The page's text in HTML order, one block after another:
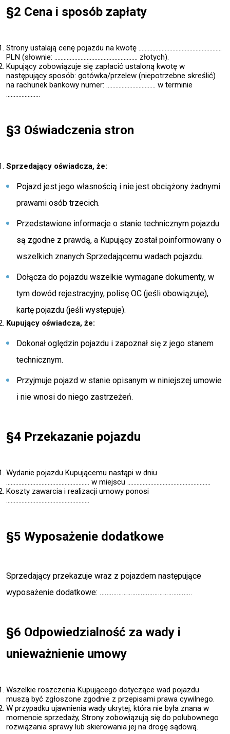
§2 Cena i sposób zapłaty
Strony ustalają cenę pojazdu na kwotę ………………………………………………
PLN (słownie: ……………………………………………… złotych).
Kupujący zobowiązuje się zapłacić ustaloną kwotę w
następujący sposób: gotówka/przelew (niepotrzebne skreślić)
na rachunek bankowy numer: ………………………….. w terminie
………………….
§3 Oświadczenia stron
Sprzedający oświadcza, że:
Pojazd jest jego własnością i nie jest obciążony żadnymi
prawami osób trzecich.
Przedstawione informacje o stanie technicznym pojazdu
są zgodne z prawdą, a Kupujący został poinformowany o
wszelkich znanych Sprzedającemu wadach pojazdu.
Dołącza do pojazdu wszelkie wymagane dokumenty, w
tym dowód rejestracyjny, polisę OC (jeśli obowiązuje),
kartę pojazdu (jeśli występuje).
Kupujący oświadcza, że:
Dokonał oględzin pojazdu i zapoznał się z jego stanem
technicznym.
Przyjmuje pojazd w stanie opisanym w niniejszej umowie
i nie wnosi do niego zastrzeżeń.
§4 Przekazanie pojazdu
Wydanie pojazdu Kupującemu nastąpi w dniu
……………………………………………… w miejscu ………………………………………………
Koszty zawarcia i realizacji umowy ponosi
………………………………………………
§5 Wyposażenie dodatkowe
Sprzedający przekazuje wraz z pojazdem następujące
wyposażenie dodatkowe: ………………………………………………
§6 Odpowiedzialność za wady i
unieważnienie umowy
Wszelkie roszczenia Kupującego dotyczące wad pojazdu
muszą być zgłoszone zgodnie z przepisami prawa cywilnego.
W przypadku ujawnienia wady ukrytej, która nie była znana w
momencie sprzedaży, Strony zobowiązują się do polubownego
rozwiązania sprawy lub skierowania jej na drogę sądową.